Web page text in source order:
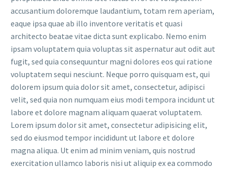
accusantium doloremque laudantium, totam rem aperiam,
eaque ipsa quae ab illo inventore veritatis et quasi
architecto beatae vitae dicta sunt explicabo. Nemo enim
ipsam voluptatem quia voluptas sit aspernatur aut odit aut
fugit, sed quia consequuntur magni dolores eos qui ratione
voluptatem sequi nesciunt. Neque porro quisquam est, qui
dolorem ipsum quia dolor sit amet, consectetur, adipisci
velit, sed quia non numquam eius modi tempora incidunt ut
labore et dolore magnam aliquam quaerat voluptatem.
Lorem ipsum dolor sit amet, consectetur adipisicing elit,
sed do eiusmod tempor incididunt ut labore et dolore
magna aliqua. Ut enim ad minim veniam, quis nostrud
exercitation ullamco laboris nisi ut aliquip ex ea commodo